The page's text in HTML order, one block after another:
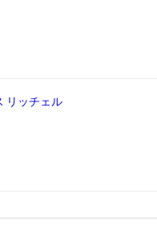
リッチェル